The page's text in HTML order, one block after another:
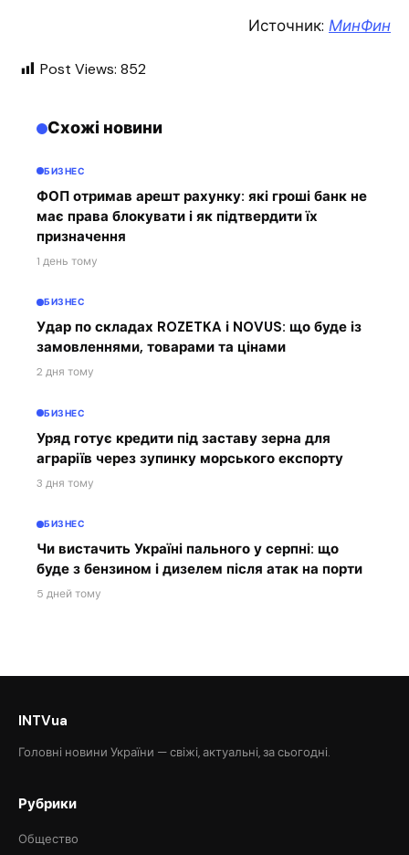
Источник: МинФин
Post Views: 852
Схожі новини
БИЗНЕС
ФОП отримав арешт рахунку: які гроші банк не
має права блокувати і як підтвердити їх
призначення
1 день тому
БИЗНЕС
Удар по складах ROZETKA і NOVUS: що буде із
замовленнями, товарами та цінами
2 дня тому
БИЗНЕС
Уряд готує кредити під заставу зерна для
аграріїв через зупинку морського експорту
3 дня тому
БИЗНЕС
Чи вистачить Україні пального у серпні: що
буде з бензином і дизелем після атак на порти
5 дней тому
INTVua
Головні новини України — свіжі, актуальні, за сьогодні.
Рубрики
Общество